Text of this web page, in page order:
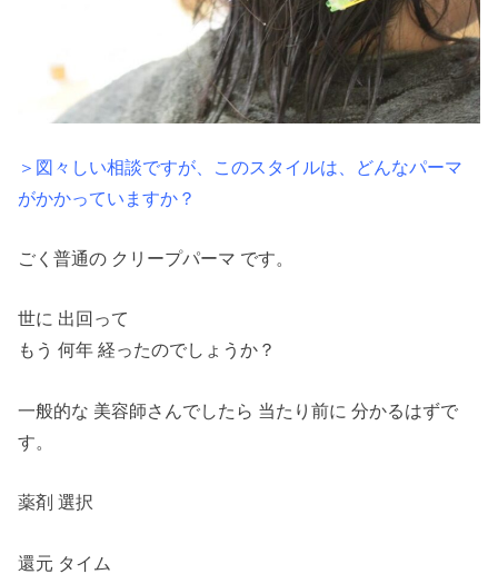
＞図々しい相談ですが、このスタイルは、どんなパーマ
がかかっていますか？
ごく普通の クリープパーマ です。
世に 出回って
もう 何年 経ったのでしょうか？
一般的な 美容師さんでしたら 当たり前に 分かるはずで
す。
薬剤 選択
還元 タイム